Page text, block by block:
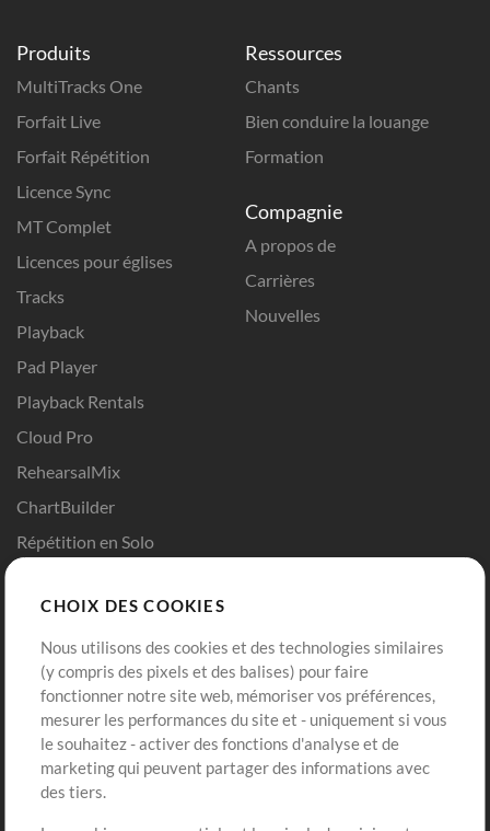
Produits
MultiTracks One
Forfait Live
Forfait Répétition
Licence Sync
MT Complet
Licences pour églises
Tracks
Playback
Pad Player
Playback Rentals
Cloud Pro
RehearsalMix
ChartBuilder
Répétition en Solo
Modèles ProPresenter
Sons
Ressources
Chants
Bien conduire la louange
Formation
Compagnie
A propos de
Carrières
Nouvelles
Boutique
Acheter des crédits
Contenu gratuit
Demander les pistes
Compte
Connexion
S'inscrire
CHOIX DES COOKIES
Nous utilisons des cookies et des technologies similaires
(y compris des pixels et des balises) pour faire
fonctionner notre site web, mémoriser vos préférences,
mesurer les performances du site et - uniquement si vous
le souhaitez - activer des fonctions d'analyse et de
marketing qui peuvent partager des informations avec
des tiers.